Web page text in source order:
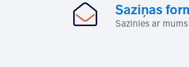
Saziņas
Sazinies ar mums